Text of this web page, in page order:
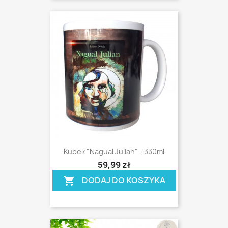
Kubek "Nagual Julian" - 330ml
59,99 zł
shopping_cart DODAJ DO KOSZYKA